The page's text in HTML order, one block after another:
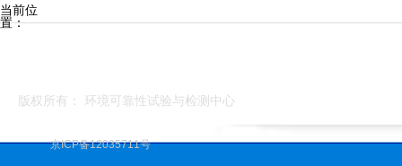
当前位
置：
版权所有： 环境可靠性试验与检测中心
京ICP备12035711号